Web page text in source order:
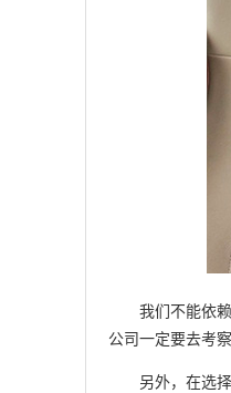
我们不能依赖
公司一定要去考
另外，在选择